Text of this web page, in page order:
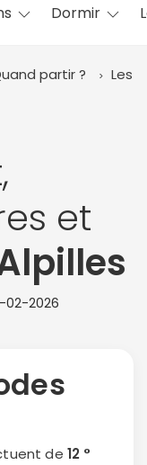
Dormir
partir ?
Les
et
02-2026
de 12 °